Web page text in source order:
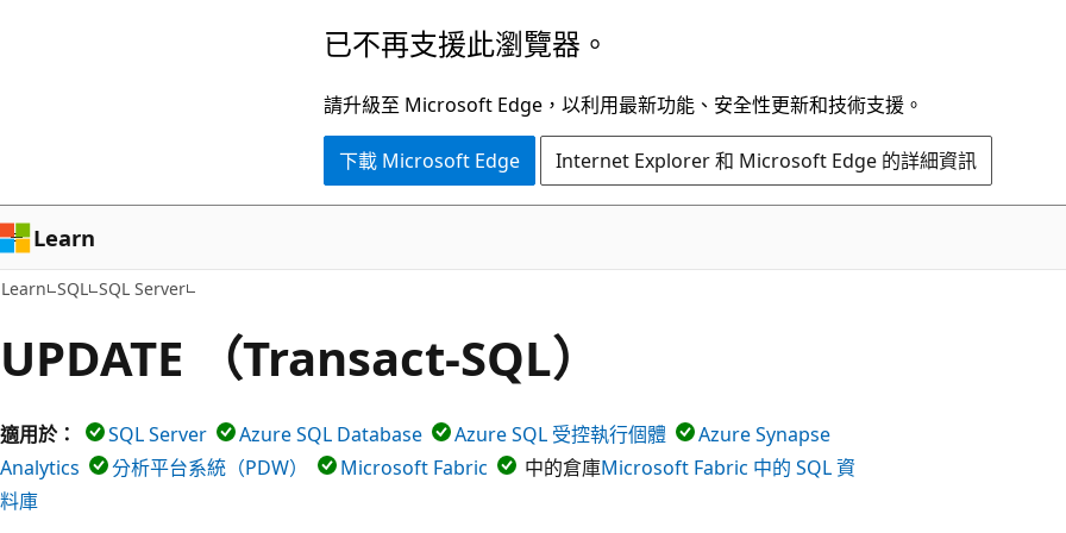
容
已不再支援此瀏覽器。
請升級至 Microsoft Edge，以利用最新功能、安全性更新和技術支援。
下載 Microsoft Edge Internet Explorer 和 Microsoft Edge 的詳細資訊
Learn
Learn SQL SQL Server
UPDATE （Transact-SQL）
適用於： SQL Server Azure SQL Database Azure SQL 受控執行個體
Azure Synapse
Analytics
分析平台系統（PDW） Microsoft Fabric 中的倉庫Microsoft Fabric 中的 SQL 資
料庫